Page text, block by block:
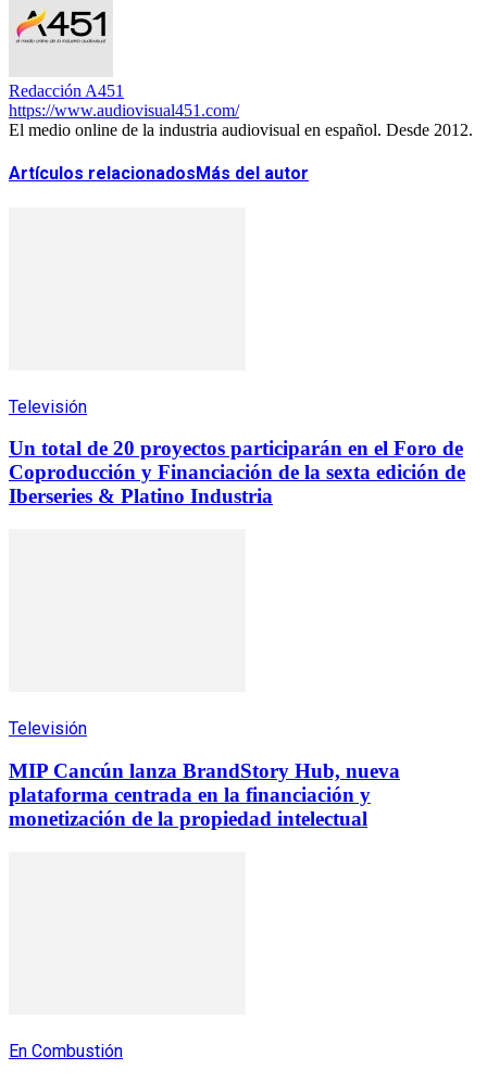
Redacción A451
https://www.audiovisual451.com/
El medio online de la industria audiovisual en español. Desde 2012.
Artículos relacionados Más del autor
Televisión
Un total de 20 proyectos participarán en el Foro de
Coproducción y Financiación de la sexta edición de
Iberseries & Platino Industria
Televisión
MIP Cancún lanza BrandStory Hub, nueva
plataforma centrada en la financiación y
monetización de la propiedad intelectual
En Combustión